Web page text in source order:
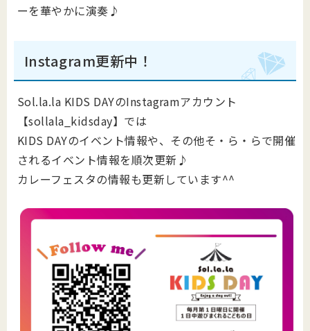
ーを華やかに演奏♪
Instagram更新中！
Sol.la.la KIDS DAYのInstagramアカウント
【sollala_kidsday】では
KIDS DAYのイベント情報や、その他そ・ら・らで開催
されるイベント情報を順次更新♪
カレーフェスタの情報も更新しています^^